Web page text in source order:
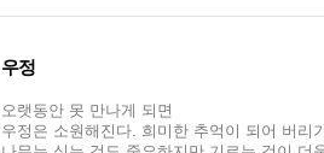
우정
오랫동안 못 만나게 되면
우정은 소원해진다. 희미한 추억이 되어 버리